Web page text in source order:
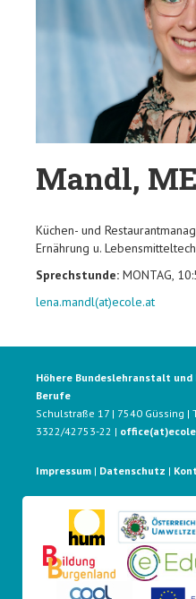
Mandl,
Küchen- und
Ernährung u.
Sprechstunde: MONTAG,
lena.mandl(at)ecole.at
Höhere Bundeslehranstalt
Berufe
Schulstraße 17 | 7540 Güssing |
3322/42753-22 |
Impressum | Datenschutz |